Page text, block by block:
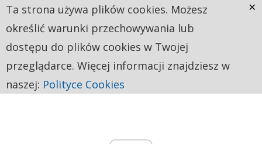
Ta strona używa plików cookies. Możesz
określić warunki przechowywania lub
dostępu do plików cookies w Twojej
przeglądarce. Więcej informacji znajdziesz w
naszej: Polityce Cookies
×